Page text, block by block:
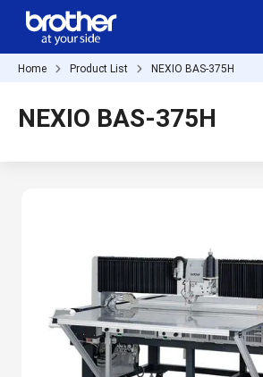
Home Product List NEXIO BAS-375H
NEXIO BAS-375H